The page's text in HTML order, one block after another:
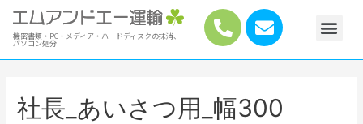
機密書類・PC・メディア・ハードディスクの抹消、
パソコン処分
社長_あいさつ用_幅300